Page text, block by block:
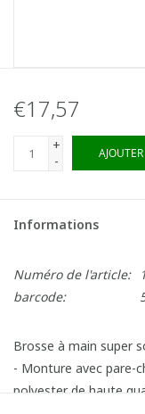
€17,57
+
-
Informations
Numéro de l'article:
barcode:
Brosse à main super
- Monture avec pare-
polyester de haute